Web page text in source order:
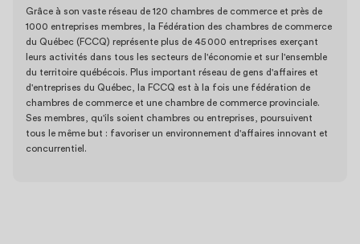
Grâce à son vaste réseau de 120 chambres de commerce et près de
1000 entreprises membres, la Fédération des chambres de commerce
du Québec (FCCQ) représente plus de 45 000 entreprises exerçant
leurs activités dans tous les secteurs de l'économie et sur l'ensemble
du territoire québécois. Plus important réseau de gens d'affaires et
d'entreprises du Québec, la FCCQ est à la fois une fédération de
chambres de commerce et une chambre de commerce provinciale.
Ses membres, qu'ils soient chambres ou entreprises, poursuivent
tous le même but : favoriser un environnement d'affaires innovant et
concurrentiel.